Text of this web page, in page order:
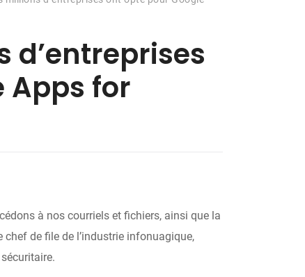
d’entreprises
Apps for
à nos courriels et fichiers, ainsi que la
de file de l’industrie infonuagique,